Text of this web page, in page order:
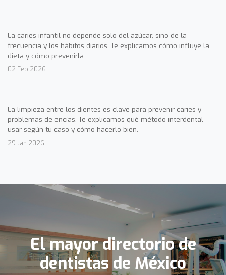
La caries infantil no depende solo del azúcar, sino de la
frecuencia y los hábitos diarios. Te explicamos cómo influye la
dieta y cómo prevenirla.
02 Feb 2026
La limpieza entre los dientes es clave para prevenir caries y
problemas de encías. Te explicamos qué método interdental
usar según tu caso y cómo hacerlo bien.
29 Jan 2026
El mayor directorio de
dentistas de México